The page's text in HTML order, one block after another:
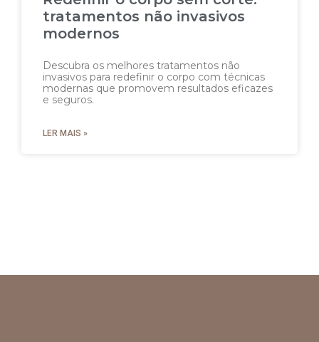
tratamentos não invasivos
modernos
Descubra os melhores tratamentos não
invasivos para redefinir o corpo com técnicas
modernas que promovem resultados eficazes
e seguros.
LER MAIS »